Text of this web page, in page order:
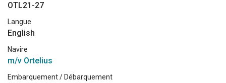
OTL21-27
Langue
English
Navire
m/v Ortelius
Embarquement / Débarquement